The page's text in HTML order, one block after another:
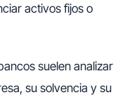
activos fijos o
suelen analizar
su solvencia y su